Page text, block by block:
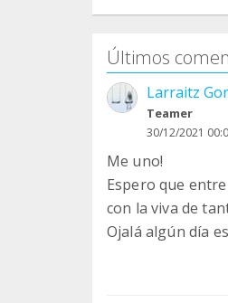
Últimos
Larraitz
Teamer
30/12/2021
Me uno!
Espero que
con la viva de
Ojalá algún día